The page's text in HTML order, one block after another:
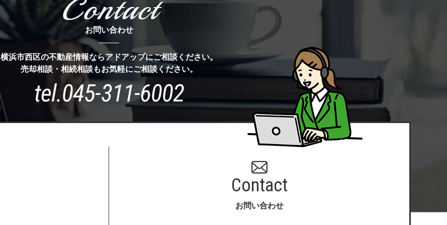
Contact
お問い合わせ
横浜市西区の不動産情報ならアドアップにご相談ください。
売却相談・相続相談もお気軽にご相談ください。
tel.045-311-6002
Contact
お問い合わせ